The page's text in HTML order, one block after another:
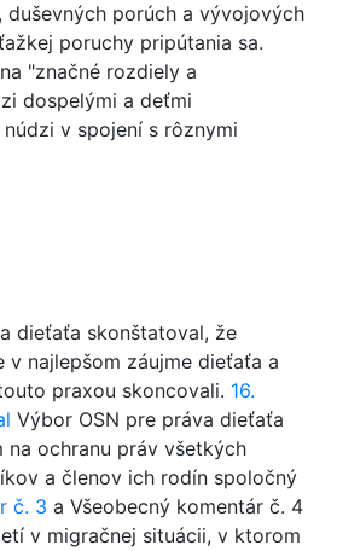
duševných porúch a vývojových
poruchy pripútania sa.
"značné rozdiely a
dospelými a deťmi
v spojení s rôznymi
dieťaťa skonštatoval, že
v najlepšom záujme dieťaťa a
praxou skoncovali. 16.
Výbor OSN pre práva dieťaťa
na ochranu práv všetkých
a členov ich rodín spoločný
č. 3 a Všeobecný komentár č. 4
v migračnej situácii, v ktorom